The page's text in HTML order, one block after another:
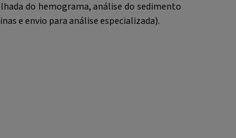
do hemograma, análise do sedimento
e envio para análise especializada).